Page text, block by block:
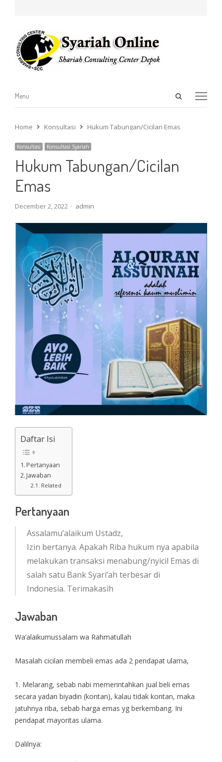
Open
Menu
Menu
Home Konsultasi Hukum Tabungan/Cicilan Emas
Konsultasi Konsultasi Syariah
Hukum Tabungan/Cicilan
Emas
December 2, 2022 Author
admin
Daftar Isi
Pertanyaan
Jawaban
Related
Pertanyaan
Assalamu’alaikum Ustadz,
Izin bertanya. Apakah Riba hukum nya apabila
melakukan transaksi menabung/nyicil Emas di
salah satu Bank Syari’ah terbesar di
Indonesia. Terimakasih
Jawaban
Wa’alaikumussalam wa Rahmatullah
Masalah cicilan membeli emas ada 2 pendapat ulama,
1. Melarang, sebab nabi memerintahkan jual beli emas
secara yadan biyadin (kontan), kalau tidak kontan, maka
jatuhnya riba, sebab harga emas yg berkembang. Ini
pendapat mayoritas ulama.
Dalilnya: